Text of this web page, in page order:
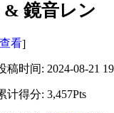
& 鏡音レン
查看]
稿时间: 2024-08-21
计得分: 3,457Pts